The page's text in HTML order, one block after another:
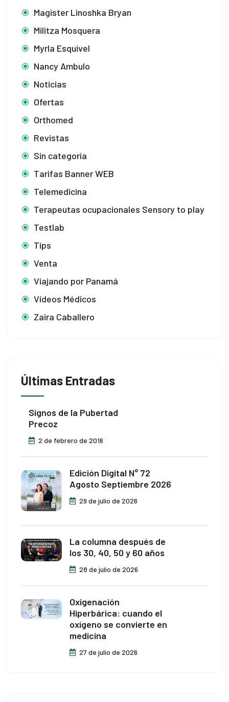
Magister Linoshka Bryan
Militza Mosquera
Myrla Esquivel
Nancy Ambulo
Noticias
Ofertas
Orthomed
Revistas
Sin categoría
Tarifas Banner WEB
Telemedicina
Terapeutas ocupacionales Sensory to play
Testlab
Tips
Venta
Viajando por Panamá
Vídeos Médicos
Zaira Caballero
Últimas Entradas
Signos de la Pubertad
Precoz
2 de febrero de 2016
Edición Digital N° 72
Agosto Septiembre 2026
29 de julio de 2026
La columna después de
los 30, 40, 50 y 60 años
28 de julio de 2026
Oxigenación
Hiperbárica: cuando el
oxígeno se convierte en
medicina
27 de julio de 2026